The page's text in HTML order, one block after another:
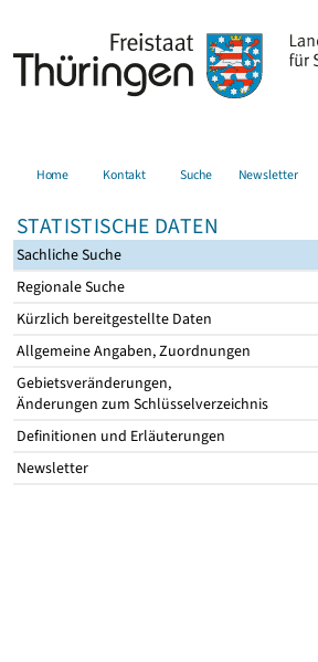
Home Kontakt Suche Newsletter
STATISTISCHE DATEN
Sachliche Suche
Regionale Suche
Kürzlich bereitgestellte Daten
Allgemeine Angaben, Zuordnungen
Gebietsveränderungen,
Änderungen zum Schlüsselverzeichnis
Definitionen und Erläuterungen
Newsletter